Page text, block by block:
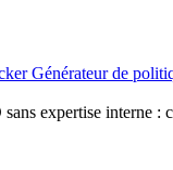
Générateur de
expertise interne :